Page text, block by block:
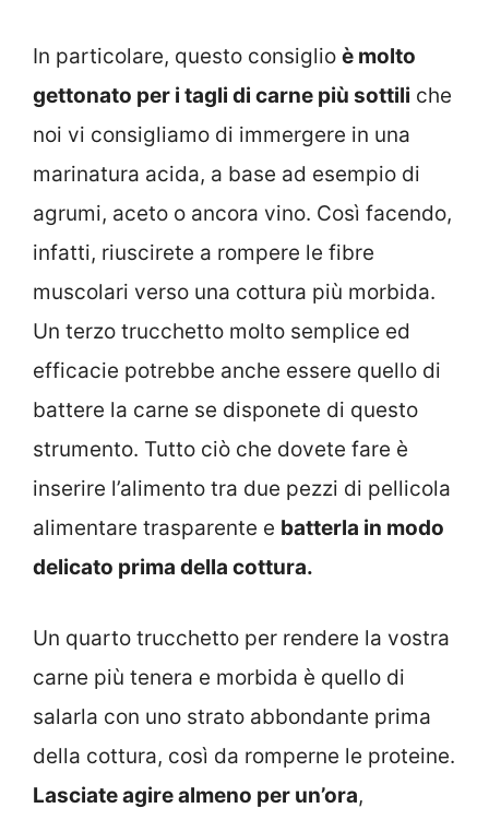
In particolare, questo consiglio è molto
gettonato per i tagli di carne più sottili che
noi vi consigliamo di immergere in una
marinatura acida, a base ad esempio di
agrumi, aceto o ancora vino. Così facendo,
infatti, riuscirete a rompere le fibre
muscolari verso una cottura più morbida.
Un terzo trucchetto molto semplice ed
efficacie potrebbe anche essere quello di
battere la carne se disponete di questo
strumento. Tutto ciò che dovete fare è
inserire l’alimento tra due pezzi di pellicola
alimentare trasparente e batterla in modo
delicato prima della cottura.
Un quarto trucchetto per rendere la vostra
carne più tenera e morbida è quello di
salarla con uno strato abbondante prima
della cottura, così da romperne le proteine.
Lasciate agire almeno per un’ora,